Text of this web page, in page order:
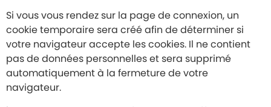
Si vous vous rendez sur la page de connexion, un
cookie temporaire sera créé afin de déterminer si
votre navigateur accepte les cookies. Il ne contient
pas de données personnelles et sera supprimé
automatiquement à la fermeture de votre
navigateur.